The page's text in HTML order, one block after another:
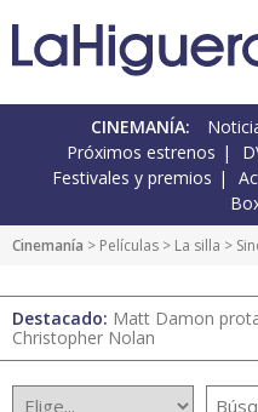
CINEMANÍA:
Próximos estrenos
Festivales y premios
Cinemanía > Películas > La silla >
Destacado: Matt Damon
Christopher Nolan